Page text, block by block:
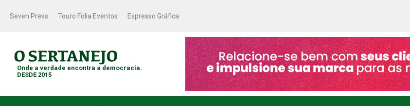
Seven Press Touro Folia Eventos Espresso Gráfica
Onde a verdade encontra a democracia.
DESDE 2015